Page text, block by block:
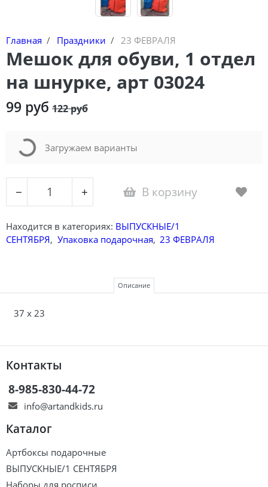
Главная Праздники 23 ФЕВРАЛЯ
Мешок для обуви, 1 отдел
на шнурке, арт 03024
99 руб 122 руб
Loading... Загружаем варианты
− + В корзину
Находится в категориях: ВЫПУСКНЫЕ/1
СЕНТЯБРЯ, Упаковка подарочная, 23 ФЕВРАЛЯ
Описание
37 х 23
Контакты
8-985-830-44-72
info@artandkids.ru
Каталог
Артбоксы подарочные
ВЫПУСКНЫЕ/1 СЕНТЯБРЯ
Наборы для росписи
Футболки-раскраски на 14 февраля
Кружки-раскраски
Рюкзаки-раскраски
Сумки-раскраски
Книги новогодние
Новогодний декор и материалы
Новогодняя подарочная упаковка